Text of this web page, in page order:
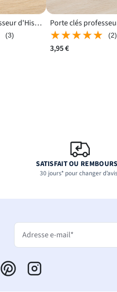
Porte clés professeur d'Histoire avec le message qui déchire
(3) ★★★★★
★★★★★ (2)
3,95 €
SATISFAIT OU
30 jours* pour changer d’avis
Adresse e-mail*